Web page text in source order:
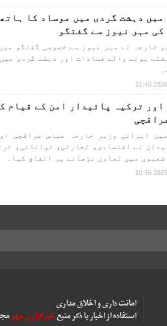
میں دہشت گردی میں موساد کا
کی مہر نیوز سے گفتگو
خارجہ نے مہر نیوز سے خصوصی گفتگو
ہونے والے فسادات اور دہشت گردی
2026-
اور ترکیہ پائیدار امن کے قیام
ایرانی وزیر خارجہ عباس عراقچی
نے اقتصادی، تجارتی، توانائی،
شعبوں میں تعاون بڑھانے پر اتفاق کیا۔
2025-